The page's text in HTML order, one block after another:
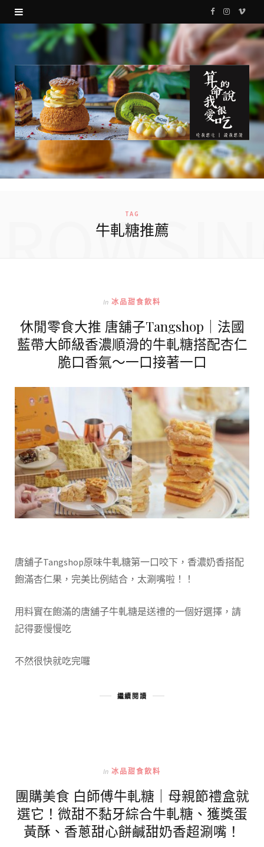
F
a
c
e
b
o
k
I
s
g
r
a
V
i
TAG
牛軋糖推薦
In 冰品甜食飲料
休閒零食大推 唐舖子Tangshop｜法國
藍帶大師級香濃順滑的牛軋糖搭配杏仁
脆口香氣～一口接著一口
唐舖子Tangshop原味牛軋糖第一口咬下，香濃奶香搭配
飽滿杏仁果，完美比例結合，太涮嘴啦！！
用料實在飽滿的唐舖子牛軋糖是送禮的一個好選擇，請
記得要慢慢吃
不然很快就吃完囉
繼續閱讀
In 冰品甜食飲料
團購美食 白師傅牛軋糖｜母親節禮盒就
選它！微甜不黏牙綜合牛軋糖、獲獎蛋
黃酥、香蔥甜心餅鹹甜奶香超涮嘴！